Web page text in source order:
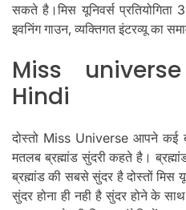
सकते है।मिस यूनिवर्स प्रतियोगिता
इवनिंग गाउन, व्यक्तिगत इंटरव्यू का
Miss
Hindi
दोस्तो Miss Universe आपने कई
मतलब ब्रह्मांड सुंदरी कहते है।
ब्रह्मांड की सबसे सुंदर है दोस्तों मिस
सुंदर होना ही नही है सुंदर होने के